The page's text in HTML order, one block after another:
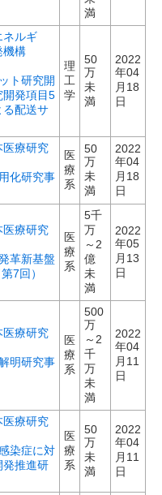
満
ネルギ
機構
ト研究開
開発項目5
る配送サ
理
工
学
50
万
未
満
2022
年04
月18
日
医療研究
化研究事
医
療
系
50
万
未
満
2022
年04
月18
日
医療研究
革新基盤
7回）
医
療
系
5千
万
～2
億
未
満
2022
年05
月13
日
医療研究
明研究事
医
療
系
500
万
～2
千
万
未
満
2022
年04
月11
日
医療研究
染症に対
発推進研
医
療
系
50
万
未
満
2022
年04
月11
日